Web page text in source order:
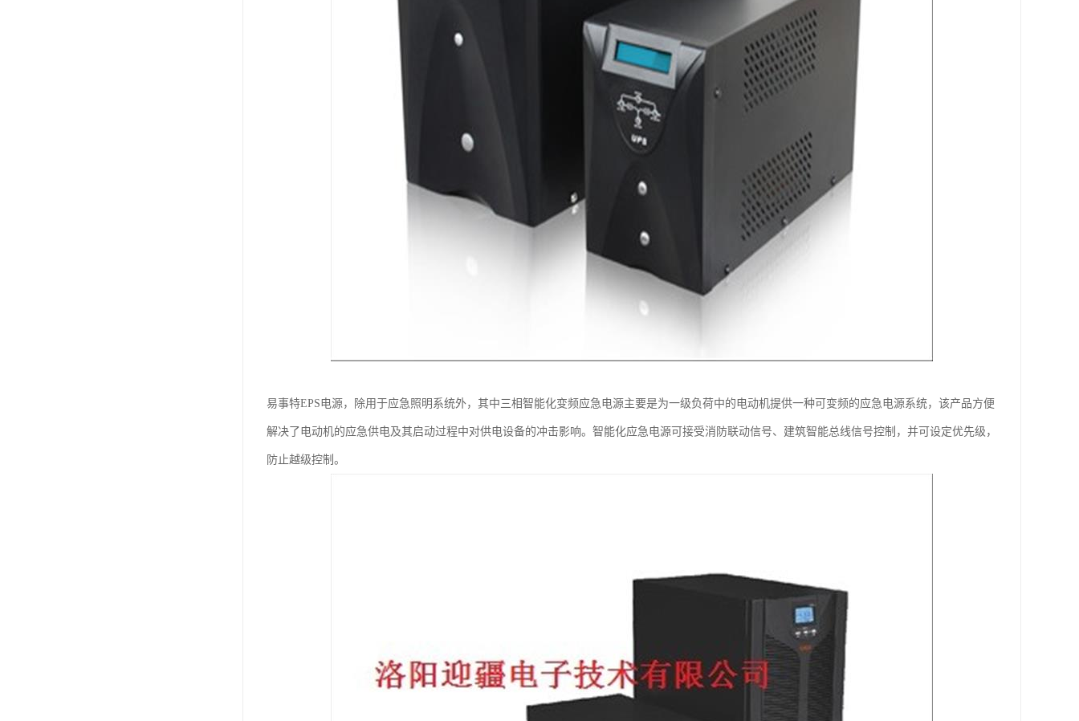
易事特EPS电源，除用于应急照明系统外，其中三相智能化变频应急电源主要是为一级负荷中的电动机提供一种可变频的应急电源系统，该产品方便
解决了电动机的应急供电及其启动过程中对供电设备的冲击影响。智能化应急电源可接受消防联动信号、建筑智能总线信号控制，并可设定优先级，
防止越级控制。